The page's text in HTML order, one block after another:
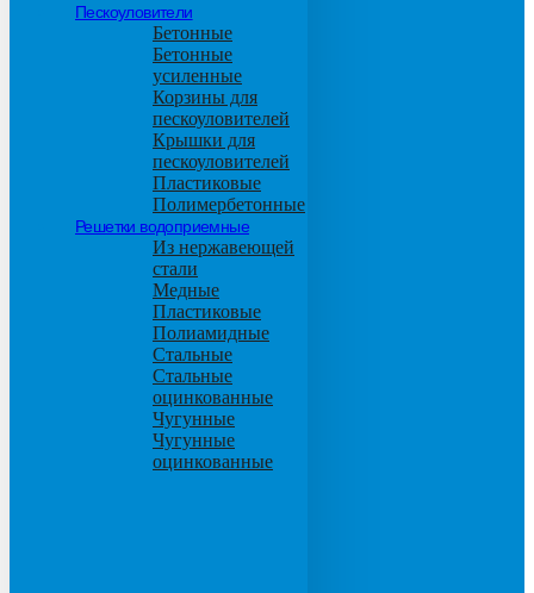
Пескоуловители
Бетонные
Бетонные
усиленные
Корзины для
пескоуловителей
Крышки для
пескоуловителей
Пластиковые
Полимербетонные
Решетки водоприемные
Из нержавеющей
стали
Медные
Пластиковые
Полиамидные
Стальные
Стальные
оцинкованные
Чугунные
Чугунные
оцинкованные